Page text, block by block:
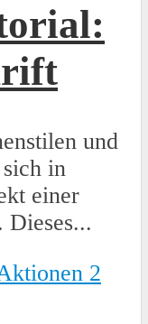
und
in
einer
Dieses...